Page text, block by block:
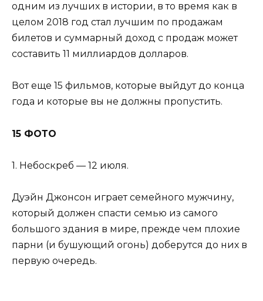
одним из лучших в истории, в то время как в
целом 2018 год стал лучшим по продажам
билетов и суммарный доход с продаж может
составить 11 миллиардов долларов.
Вот еще 15 фильмов, которые выйдут до конца
года и которые вы не должны пропустить.
15 ФОТО
1. Небоскреб — 12 июля.
Дуэйн Джонсон играет семейного мужчину,
который должен спасти семью из самого
большого здания в мире, прежде чем плохие
парни (и бушующий огонь) доберутся до них в
первую очередь.